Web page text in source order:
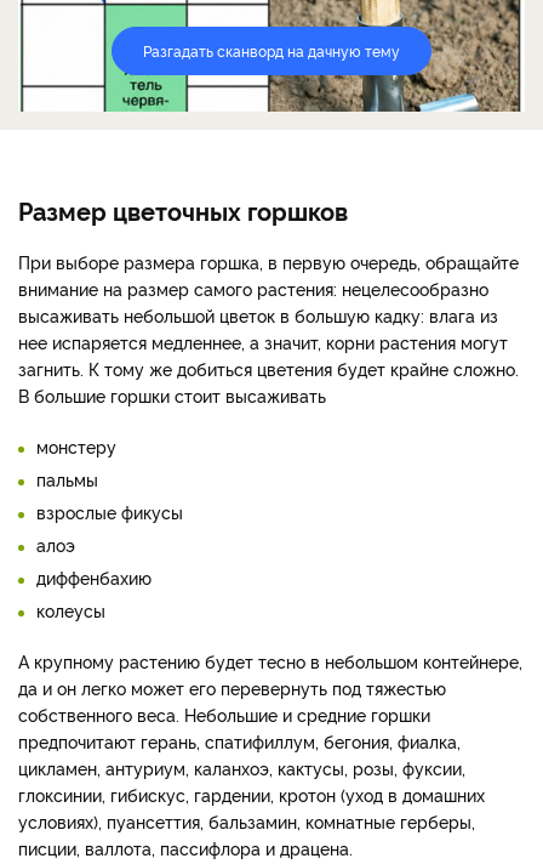
Разгадать сканворд на дачную тему
Размер цветочных горшков
При выборе размера горшка, в первую очередь, обращайте
внимание на размер самого растения: нецелесообразно
высаживать небольшой цветок в большую кадку: влага из
нее испаряется медленнее, а значит, корни растения могут
загнить. К тому же добиться цветения будет крайне сложно.
В большие горшки стоит высаживать
монстеру
пальмы
взрослые фикусы
алоэ
диффенбахию
колеусы
А крупному растению будет тесно в небольшом контейнере,
да и он легко может его перевернуть под тяжестью
собственного веса. Небольшие и средние горшки
предпочитают герань, спатифиллум, бегония, фиалка,
цикламен, антуриум, каланхоэ, кактусы, розы, фуксии,
глоксинии, гибискус, гардении, кротон (уход в домашних
условиях), пуансеттия, бальзамин, комнатные герберы,
писции, валлота, пассифлора и драцена.